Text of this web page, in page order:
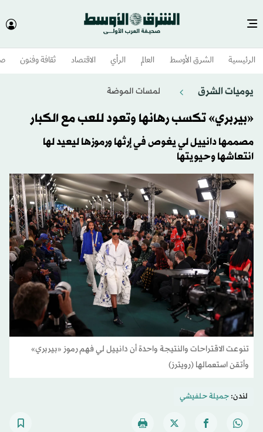
الرئيسية الشرق الأوسط​ العالم الرأي الاقتصاد ثقافة وفنون
يوميات الشرق لمسات الموضة
«بيربري» تكسب رهانها وتعود للعب مع الكبار
مصممها دانييل لي يغوص في إرثها ورموزها ليعيد لها
انتعاشها وحيويتها
تنوعت الاقتراحات والنتيجة واحدة أن دانييل لي فهم رموز «بيربري»
وأتقن استعمالها (رويترز)
لندن:جميلة حلفيشي